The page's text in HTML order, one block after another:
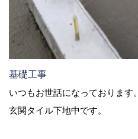
基礎工事
いつもお世話になっております。
玄関タイル下地中です。